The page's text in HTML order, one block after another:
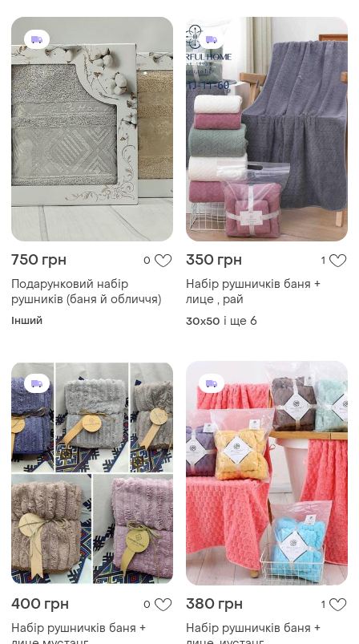
750 грн 0
Подарунковий набір
рушників (баня й обличчя)
Інший
350 грн 1
Набір рушничків баня +
лице , рай
30x50 і ще 6
400 грн 0
Набір рушничків баня +
380 грн 1
Набір рушничків баня +